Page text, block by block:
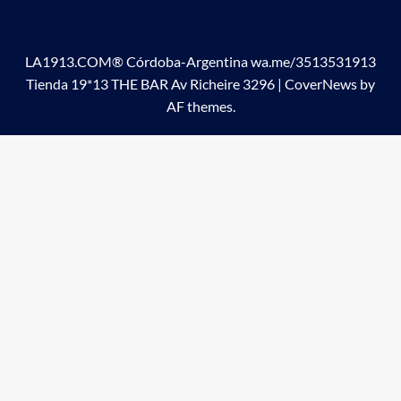
LA1913.COM® Córdoba-Argentina wa.me/3513531913
Tienda 19*13 THE BAR Av Richeire 3296 | CoverNews by
AF themes.